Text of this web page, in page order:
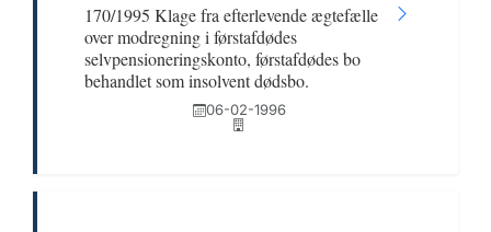
170/1995 Klage fra efterlevende ægtefælle
over modregning i førstafdødes
selvpensioneringskonto, førstafdødes bo
behandlet som insolvent dødsbo.
06-02-1996